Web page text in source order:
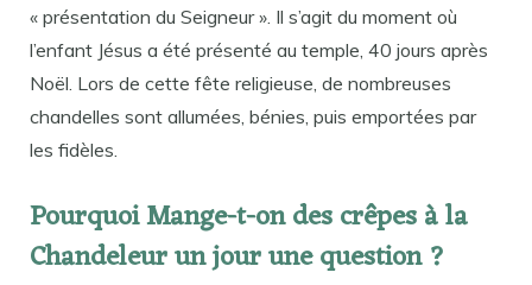
« présentation du Seigneur ». Il s’agit du moment où
l’enfant Jésus a été présenté au temple, 40 jours après
Noël. Lors de cette fête religieuse, de nombreuses
chandelles sont allumées, bénies, puis emportées par
les fidèles.
Pourquoi Mange-t-on des crêpes à la
Chandeleur un jour une question ?